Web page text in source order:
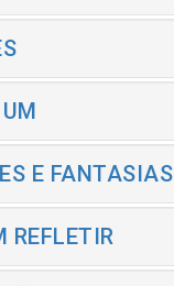
E FANTASIAS
REFLETIR